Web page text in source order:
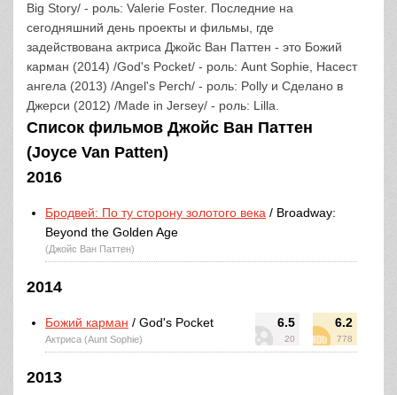
Big Story/ - роль: Valerie Foster. Последние на
сегодняшний день проекты и фильмы, где
задействована актриса Джойс Ван Паттен - это Божий
карман (2014) /God's Pocket/ - роль: Aunt Sophie, Насест
ангела (2013) /Angel's Perch/ - роль: Polly и Сделано в
Джерси (2012) /Made in Jersey/ - роль: Lilla.
Список фильмов Джойс Ван Паттен
(Joyce Van Patten)
2016
Бродвей: По ту сторону золотого века / Broadway:
Beyond the Golden Age
(Джойс Ван Паттен)
2014
6.5
20
6.2
778
Божий карман / God's Pocket
Актриса (Aunt Sophie)
2013